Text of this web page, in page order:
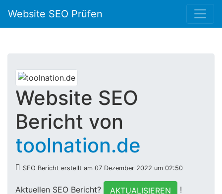
Website SEO Prüfen
Website SEO
Bericht von
toolnation.de
SEO Bericht erstellt am 07 Dezember 2022 um 02:50
Aktuellen SEO Bericht? AKTUALISIEREN !